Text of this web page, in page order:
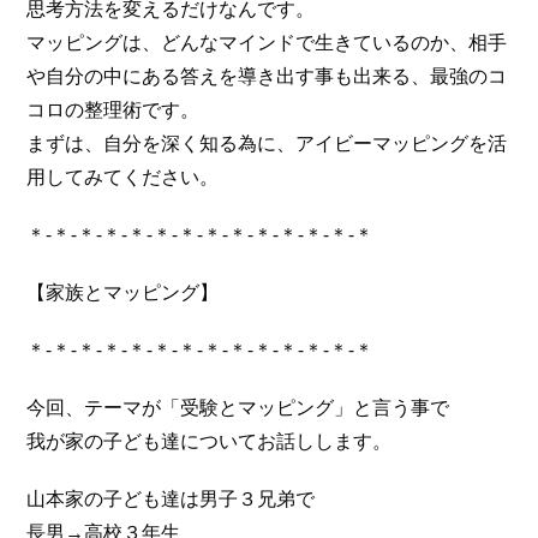
思考方法を変えるだけなんです。
マッピングは、どんなマインドで生きているのか、相手
や自分の中にある答えを導き出す事も出来る、最強のコ
コロの整理術です。
まずは、自分を深く知る為に、アイビーマッピングを活
用してみてください。
＊-＊-＊-＊-＊-＊-＊-＊-＊-＊-＊-＊-＊-＊
【家族とマッピング】
＊-＊-＊-＊-＊-＊-＊-＊-＊-＊-＊-＊-＊-＊
今回、テーマが「受験とマッピング」と言う事で
我が家の子ども達についてお話しします。
山本家の子ども達は男子３兄弟で
長男→高校３年生